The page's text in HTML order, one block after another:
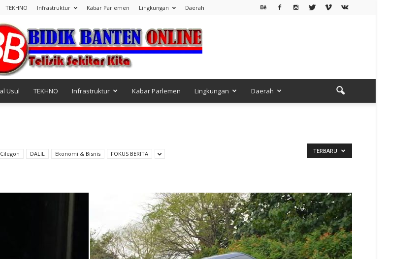
TEKHNO Infrastruktur Kabar Parlemen Lingkungan Daerah
Usul TEKHNO Infrastruktur Kabar Parlemen Lingkungan Daerah
Cilegon DALIL Ekonomi & Bisnis FOKUS BERITA TERBARU